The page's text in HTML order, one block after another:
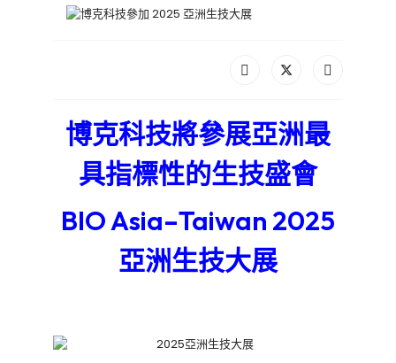
博克科技將參展亞洲最
具指標性的生技盛會
BIO Asia–Taiwan 2025
亞洲生技大展